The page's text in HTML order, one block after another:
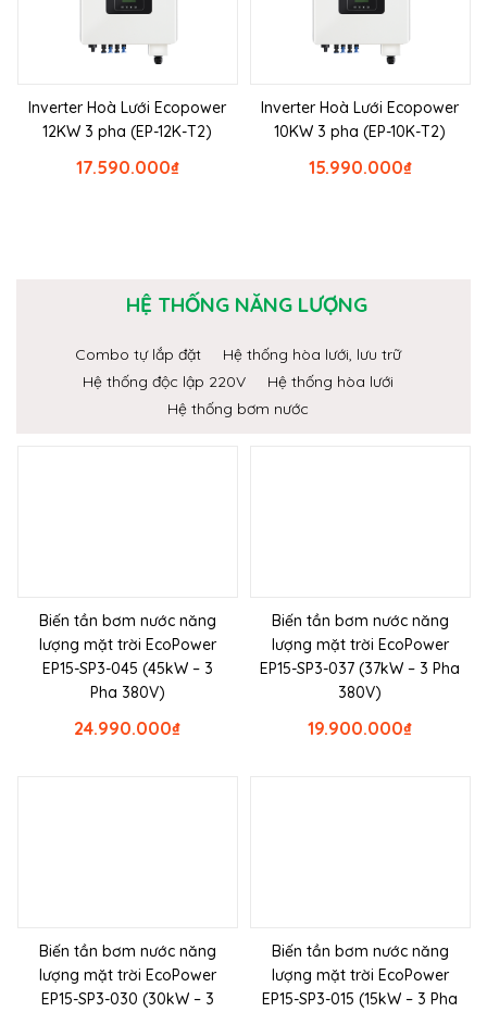
Inverter Hoà Lưới Ecopower
12KW 3 pha (EP-12K-T2)
₫
17.590.000
Inverter Hoà Lưới Ecopower
10KW 3 pha (EP-10K-T2)
₫
15.990.000
HỆ THỐNG NĂNG LƯỢNG
Combo tự lắp đặt
Hệ thống hòa lưới, lưu trữ
Hệ thống độc lập 220V
Hệ thống hòa lưới
Hệ thống bơm nước
Biến tần bơm nước năng
lượng mặt trời EcoPower
EP15-SP3-045 (45kW – 3
Pha 380V)
₫
24.990.000
Biến tần bơm nước năng
lượng mặt trời EcoPower
EP15-SP3-037 (37kW – 3 Pha
380V)
₫
19.900.000
Biến tần bơm nước năng
lượng mặt trời EcoPower
EP15-SP3-030 (30kW – 3
Biến tần bơm nước năng
lượng mặt trời EcoPower
EP15-SP3-015 (15kW – 3 Pha